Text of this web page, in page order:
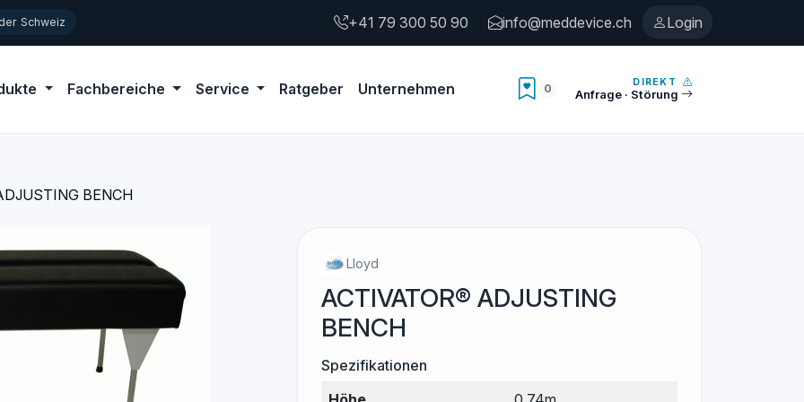
Schweiz +41 79 300 50 90 info@meddevice.ch Login
Fachbereiche Service Ratgeber Unternehmen 0Anzahl Merkliste
DIREKT
Anfrage · Störung
BENCH
Lloyd
ACTIVATOR® ADJUSTING
BENCH
Spezifikationen